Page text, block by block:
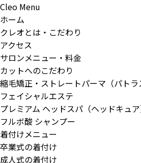
Cleo Menu
ホーム
クレオとは・こだわり
アクセス
サロンメニュー・料金
カットへのこだわり
縮毛矯正・ストレートパーマ（パトラ
フェイシャルエステ
プレミアム ヘッドスパ（ヘッドキュア
フルボ酸 シャンプー
着付けメニュー
卒業式の着付け
成人式の着付け